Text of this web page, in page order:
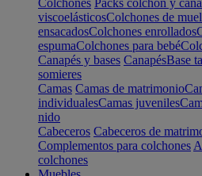
Colchones Packs colchón y
viscoelásticosColchones de
ensacadosColchones enrollados
espumaColchones para bebé
Canapés y bases CanapésBase
somieres
Camas Camas de matrimonio
individualesCamas juveniles
nido
Cabeceros Cabeceros de
Complementos para colchones
colchones